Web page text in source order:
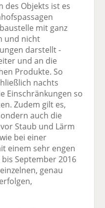
des Objekts ist es
mit ganz
und nicht
darstellt -
und an die
Produkte. So
nachts
Einschränkungen so
Zudem gilt es,
auch die
Staub und Lärm
bei einer
einem sehr engen
September 2016
genau